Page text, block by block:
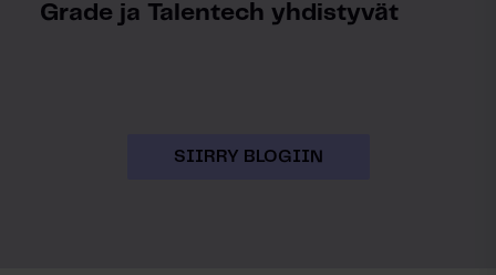
Grade ja Talentech yhdistyvät
SIIRRY BLOGIIN